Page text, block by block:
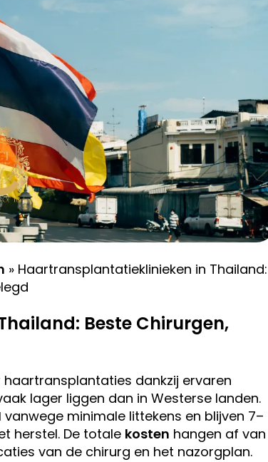
» Haartransplantatieklinieken in Thailand:
Beste Chirurgen,
dankzij ervaren
lager liggen dan in Westerse landen.
vanwege minimale littekens en blijven 7–
herstel. De totale kosten hangen af van
van de chirurg en het nazorgplan.